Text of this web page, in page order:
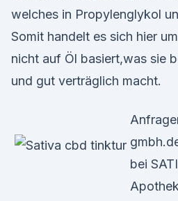
welches in Propylenglykol
Somit handelt es sich hier
nicht auf Öl basiert,was sie
und gut verträglich macht.
bei